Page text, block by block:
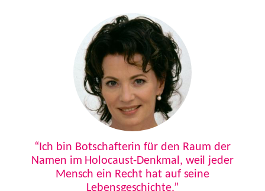
“Ich bin Botschafterin für den Raum der
Namen im Holocaust-Denkmal, weil jeder
Mensch ein Recht hat auf seine
Lebensgeschichte.”